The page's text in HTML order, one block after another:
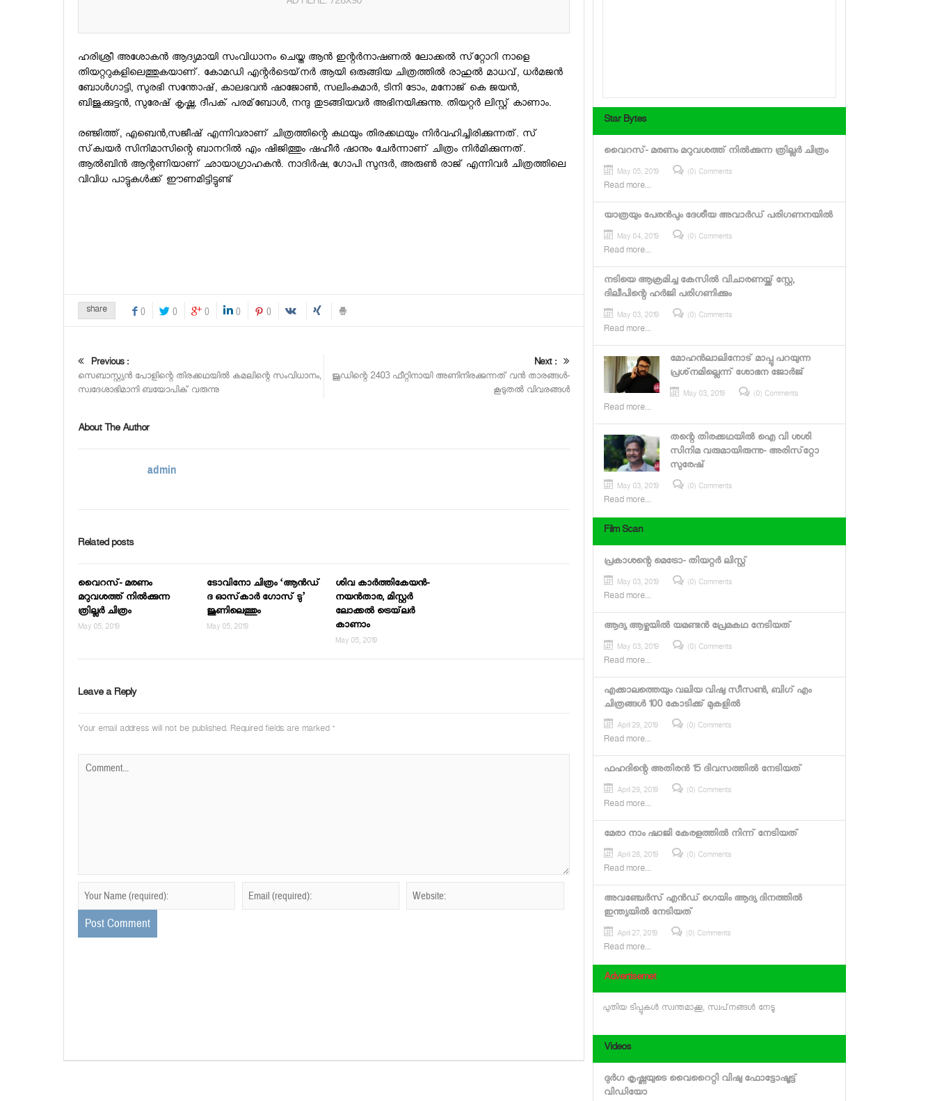
ഹരിശ്രീ അശോകന്‍ ആദ്യമായി സംവിധാനം ചെയ്ത ആന്‍ ഇന്റര്‍നാഷണല്‍ ലോക്കല്‍ സ്‌റ്റോറി നാളെ
തിയറ്ററുകളിലെത്തുകയാണ്. കോമഡി എന്റര്‍ടെയ്‌നര്‍ ആയി ഒരുങ്ങിയ ചിത്രത്തില്‍ രാഹുല്‍ മാധവ്, ധര്‍മജന്‍
ബോള്‍ഗാട്ടി, സുരഭി സന്തോഷ്, കാലഭവന്‍ ഷാജോണ്‍, സലിംകുമാര്‍, ടിനി ടോം, മനോജ് കെ ജയന്‍,
ബിജുക്കുട്ടന്‍, സുരേഷ് കൃഷ്ണ, ദീപക് പരമ്‌ബോള്‍, നന്ദു തുടങ്ങിയവര്‍ അഭിനയിക്കുന്നു. തിയറ്റര്‍ ലിസ്റ്റ് കാണാം.
രഞ്ജിത്ത്, എബെന്‍,സജീഷ് എന്നിവരാണ് ചിത്രത്തിന്റെ കഥയും തിരക്കഥയും നിര്‍വഹിച്ചിരിക്കുന്നത്. സ്
സ്‌ക്വയര്‍ സിനിമാസിന്റെ ബാനറില്‍ എം ഷിജിത്തും ഷഹീര്‍ ഷാനും ചേര്‍ന്നാണ് ചിത്രം നിര്‍മിക്കുന്നത്.
ആല്‍ബിന്‍ ആന്റണിയാണ് ഛായാഗ്രാഹകന്‍. നാദിര്‍ഷ, ഗോപി സുന്ദര്‍, അരുണ്‍ രാജ് എന്നിവര്‍ ചിത്രത്തിലെ
വിവിധ പാട്ടുകള്‍ക്ക് ഈണമിട്ടിട്ടുണ്ട്
share 0 0 0 0 0
Previous :
സെബാസ്റ്റ്യന്‍ പോളിന്റെ തിരക്കഥയില്‍ കമലിന്റെ സംവിധാനം,
സ്വദേശാഭിമാനി ബയോപിക് വരുന്നു
Next :
ജൂഡിന്റെ 2403 ഫീറ്റിനായി അണിനിരക്കുന്നത് വന്‍ താരങ്ങള്‍-
കൂടുതല്‍ വിവരങ്ങള്‍
About The Author
admin
Related posts
വൈറസ്- മരണം
മറുവശത്ത് നില്‍ക്കുന്ന
ത്രില്ലര്‍ ചിത്രം
May 05, 2019
ടോവിനോ ചിത്രം ‘ആന്‍ഡ്
ദ ഓസ്‌കാര്‍ ഗോസ് ടു’
ജൂണിലെത്തും
May 05, 2019
ശിവ കാര്‍ത്തികേയന്‍-
നയന്‍താര, മിസ്റ്റര്‍
ലോക്കല്‍ ട്രെയ്‌ലര്‍
കാണാം
May 05, 2019
Leave a Reply
Your email address will not be published. Required fields are marked *
Star Bytes
വൈറസ്- മരണം മറുവശത്ത് നില്‍ക്കുന്ന ത്രില്ലര്‍ ചിത്രം
May 05, 2019 (0) Comments
Read more...
യാത്രയും പേരന്‍പും ദേശീയ അവാര്‍ഡ് പരിഗണനയില്‍
May 04, 2019 (0) Comments
Read more...
നടിയെ ആക്രമിച്ച കേസില്‍ വിചാരണയ്ക്ക് സ്റ്റേ,
ദിലീപിന്റെ ഹര്‍ജി പരിഗണിക്കും
May 03, 2019 (0) Comments
Read more...
മോഹന്‍ലാലിനോട് മാപ്പു പറയുന്ന
പ്രശ്‌നമില്ലെന്ന് ശോഭന ജോര്‍ജ്
May 03, 2019 (0) Comments
Read more...
തന്റെ തിരക്കഥയില്‍ ഐ വി ശശി
സിനിമ വരുമായിരുന്നു- അരിസ്‌റ്റോ
സുരേഷ്
May 03, 2019 (0) Comments
Read more...
Film Scan
പ്രകാശന്റെ മെട്രോ- തിയറ്റര്‍ ലിസ്റ്റ്
May 03, 2019 (0) Comments
Read more...
ആദ്യ ആഴ്ചയില്‍ യമണ്ടന്‍ പ്രേമകഥ നേടിയത്
May 03, 2019 (0) Comments
Read more...
എക്കാലത്തെയും വലിയ വിഷു സീസണ്‍, ബിഗ് എം
ചിത്രങ്ങള്‍ 100 കോടിക്ക് മുകളില്‍
April 29, 2019 (0) Comments
Read more...
ഫഹദിന്റെ അതിരന്‍ 15 ദിവസത്തില്‍ നേടിയത്
April 29, 2019 (0) Comments
Read more...
മേരാ നാം ഷാജി കേരളത്തില്‍ നിന്ന് നേടിയത്
April 28, 2019 (0) Comments
Read more...
അവഞ്ചേര്‍സ് എന്‍ഡ് ഗെയിം ആദ്യ ദിനത്തില്‍
ഇന്ത്യയില്‍ നേടിയത്
April 27, 2019 (0) Comments
Read more...
Advertisemet
പുതിയ ടിപ്പുകള്‍ സ്വന്തമാക്കൂ, സ്വപ്‌നങ്ങള്‍ നേടൂ
Videos
ദുര്‍ഗ കൃഷ്ണയുടെ വൈറൈറ്റി വിഷു ഫോട്ടോഷൂട്ട്
വിഡിയോ